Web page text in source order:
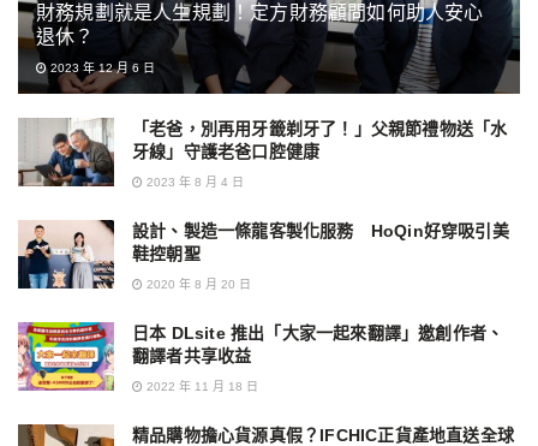
財務規劃就是人生規劃！定方財務顧問如何助人安心
退休？
2023 年 12 月 6 日
「老爸，別再用牙籤剃牙了！」父親節禮物送「水
牙線」守護老爸口腔健康
2023 年 8 月 4 日
設計、製造一條龍客製化服務 HoQin好穿吸引美
鞋控朝聖
2020 年 8 月 20 日
日本 DLsite 推出「大家一起來翻譯」邀創作者、
翻譯者共享收益
2022 年 11 月 18 日
精品購物擔心貨源真假？IFCHIC正貨產地直送全球